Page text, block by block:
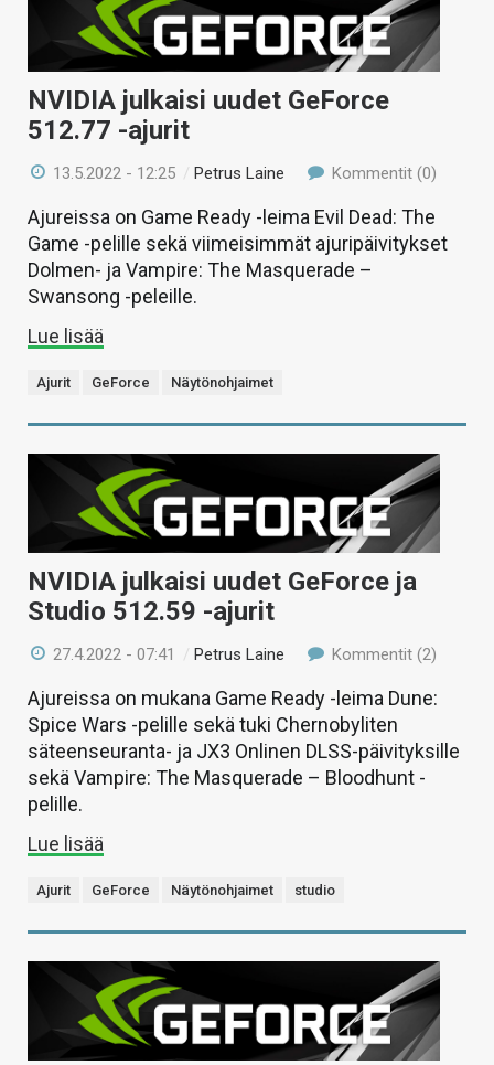
NVIDIA julkaisi uudet GeForce
512.77 -ajurit
13.5.2022 - 12:25 /Petrus Laine Kommentit (0)
Ajureissa on Game Ready -leima Evil Dead: The
Game -pelille sekä viimeisimmät ajuripäivitykset
Dolmen- ja Vampire: The Masquerade –
Swansong -peleille.
Lue lisää
Ajurit GeForce Näytönohjaimet
NVIDIA julkaisi uudet GeForce ja
Studio 512.59 -ajurit
27.4.2022 - 07:41 /Petrus Laine Kommentit (2)
Ajureissa on mukana Game Ready -leima Dune:
Spice Wars -pelille sekä tuki Chernobyliten
säteenseuranta- ja JX3 Onlinen DLSS-päivityksille
sekä Vampire: The Masquerade – Bloodhunt -
pelille.
Lue lisää
Ajurit GeForce Näytönohjaimet studio